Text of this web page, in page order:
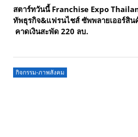
สตาร์ทวันนี้ Franchise Expo
ทัพธุรกิจ&แฟรนไชส์ ซัพพลายเออร์สิ
คาดเงินสะพัด 220 ลบ.
กิจกรรม-ภาพสังคม